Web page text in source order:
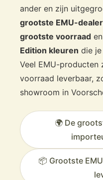
ander en zijn
grootste EMU-
grootste voorraad en
Edition kleuren die
Veel EMU-
voorraad leverbaar,
showroom in
🌍 De
📦 Grootste